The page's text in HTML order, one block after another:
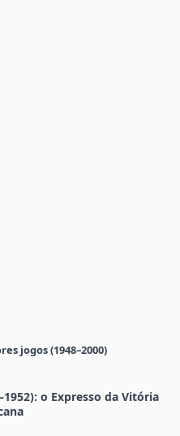
jogos (1948–2000)
o Expresso da Vitória